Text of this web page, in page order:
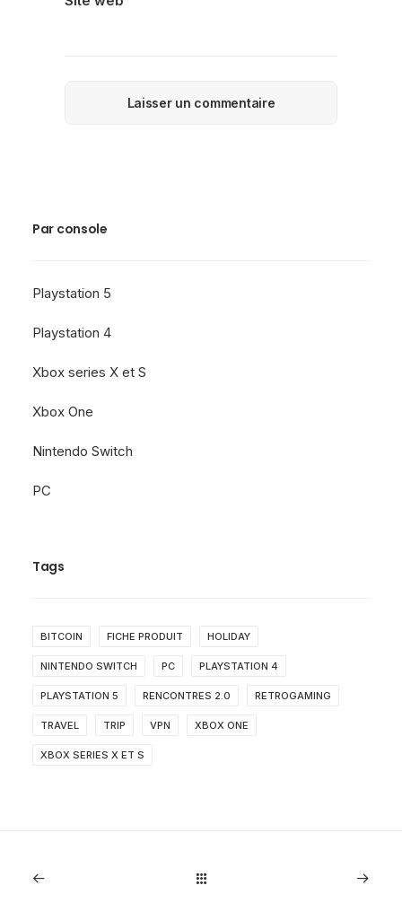
Par console
Playstation 5
Playstation 4
Xbox series X et S
Xbox One
Nintendo Switch
PC
Tags
BITCOIN FICHE PRODUIT HOLIDAY
NINTENDO SWITCH PC PLAYSTATION 4
PLAYSTATION 5 RENCONTRES 2.0 RETROGAMING
TRAVEL TRIP VPN XBOX ONE
XBOX SERIES X ET S